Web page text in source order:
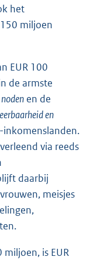
het
miljoen
EUR 100
de armste
en de
en
inkomenslanden.
via reeds
daarbij
meisjes
is EUR